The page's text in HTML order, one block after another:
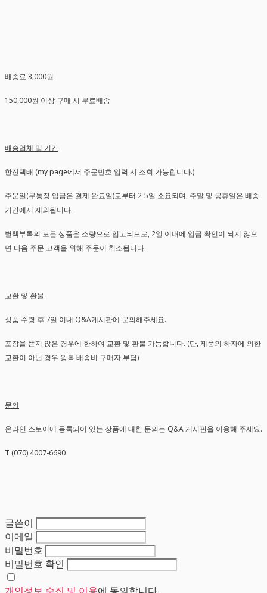
배송료 3,000원
150,000원 이상 구매 시 무료배송
배송업체 및 기간
한진택배 (my page에서 주문번호 입력 시 조회 가능합니다.)
주문일(무통장 입금은 결제 완료일)로부터 2-5일 소요되며, 주말 및 공휴일은 배송
기간에서 제외됩니다.
별책부록의 모든 상품은 소량으로 입고되므로, 2일 이내에 입금 확인이 되지 않으
면 다음 주문 고객을 위해 주문이 취소됩니다.
교환 및 환불
상품 수령 후 7일 이내 Q&A게시판에 문의해주세요.
포장을 뜯지 않은 경우에 한하여 교환 및 환불 가능합니다. (단, 제품의 하자에 의한
교환이 아닌 경우 왕복 배송비 구매자 부담)
문의
온라인 스토어에 등록되어 있는 상품에 대한 문의는 Q&A 게시판을 이용해 주세요.
T (070) 4007-6690
글쓴이
이메일
비밀번호
비밀번호 확인